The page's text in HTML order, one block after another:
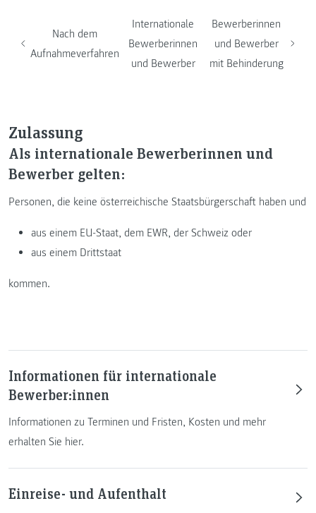
Nach dem
Aufnahmeverfahren
Internationale
Bewerberinnen
und Bewerber
Bewerberinnen
und Bewerber
mit Behinderung
Zulassung
Als internationale Bewerberinnen und
Bewerber gelten:
Personen, die keine österreichische Staatsbürgerschaft haben und
aus einem EU-Staat, dem EWR, der Schweiz oder
aus einem Drittstaat
kommen.
Informationen für internationale
Bewerber:innen
Informationen zu Terminen und Fristen, Kosten und mehr
erhalten Sie hier.
Einreise- und Aufenthalt